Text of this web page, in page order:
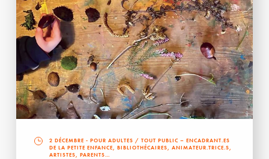
2 DÉCEMBRE - POUR ADULTES / TOUT PUBLIC – ENCADRANT.ES
DE LA PETITE ENFANCE, BIBLIOTHÉCAIRES, ANIMATEUR.TRICE.S,
ARTISTES, PARENTS…